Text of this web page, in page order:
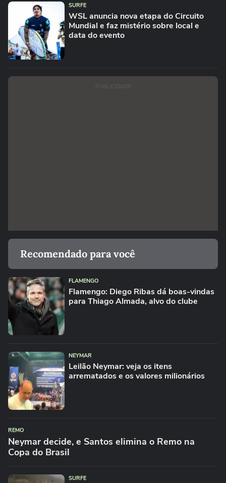
SURFE
WSL anuncia nova etapa do Circuito
Mundial e faz mistério sobre local e
data do evento
PUBLICIDADE
Recomendado para você
FLAMENGO
Flamengo: Diego Ribas dá boas-vindas
para Thiago Almada, alvo do clube
NEYMAR
Leilão Neymar: veja os itens
arrematados e os valores milionários
REMO
Neymar decide, e Santos elimina o Remo na
Copa do Brasil
SURFE